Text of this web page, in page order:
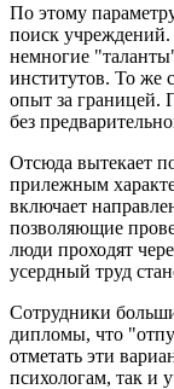
По этому
поиск
немногие
институтов. То же
опыт за границей.
без
Отсюда вытекает
прилежным
включает
позволяющие
люди проходят
усердный труд
Сотрудники
дипломы, что
отметать эти
психологам, так и